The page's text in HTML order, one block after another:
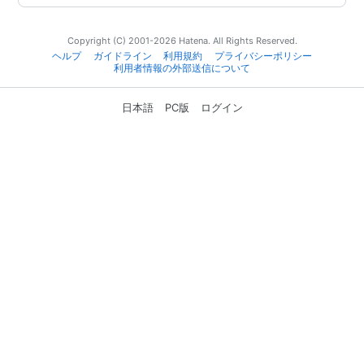
Copyright (C) 2001-2026 Hatena. All Rights Reserved.
ヘルプ
ガイドライン 利用規約
プライバシーポリシー
利用者情報の外部送信について
日本語 PC版 ログイン